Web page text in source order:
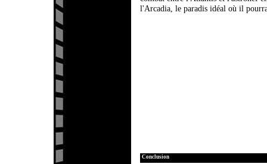
l'Arcadia, le paradis idéal où il
Conclusion